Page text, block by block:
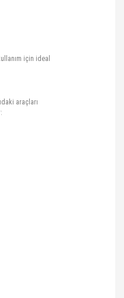
için ideal
araçları